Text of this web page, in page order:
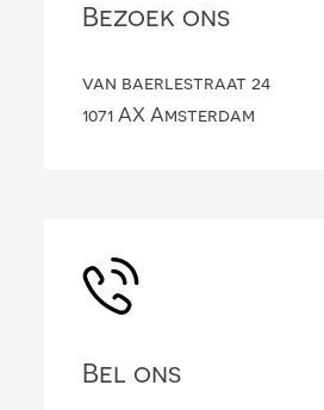
Bezoek ons
van baerlestraat 24
1071 AX Amsterdam
Bel ons